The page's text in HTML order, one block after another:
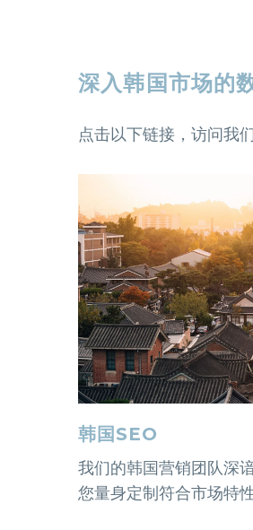
深入韩国市场的
点击以下链接，访问我
韩国SEO
我们的韩国营销团队深
您量身定制符合市场特性